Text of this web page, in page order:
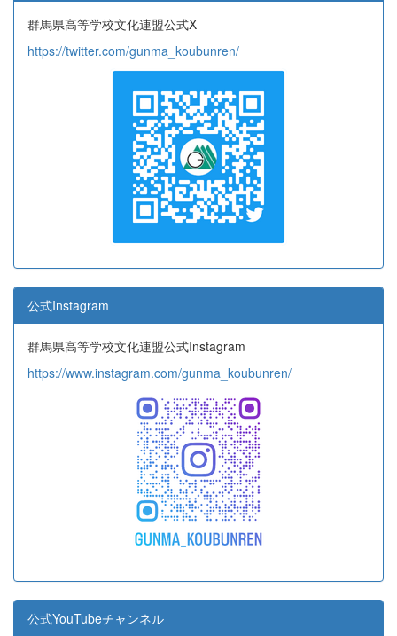
群馬県高等学校文化連盟公式X
https://twitter.com/gunma_koubunren/
公式Instagram
群馬県高等学校文化連盟公式Instagram
https://www.instagram.com/gunma_koubunren/
公式YouTubeチャンネル